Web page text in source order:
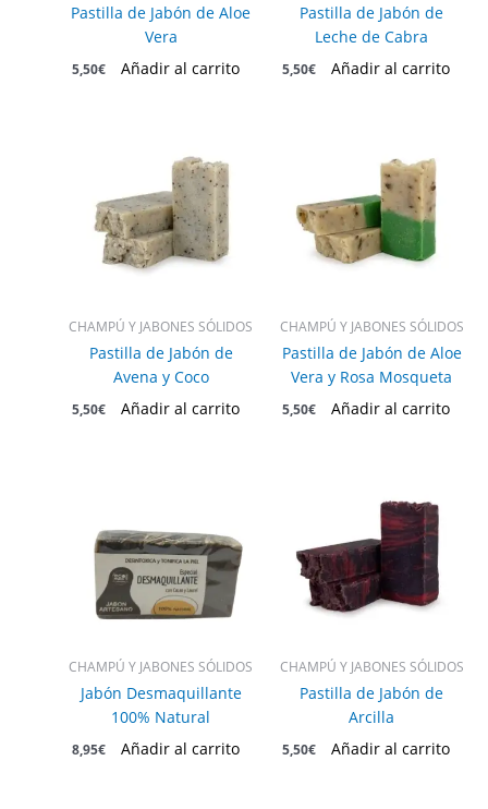
Pastilla de Jabón de Aloe
Vera
5,50€ Añadir al carrito
Pastilla de Jabón de
Leche de Cabra
5,50€ Añadir al carrito
CHAMPÚ Y JABONES SÓLIDOS
Pastilla de Jabón de
Avena y Coco
5,50€ Añadir al carrito
CHAMPÚ Y JABONES SÓLIDOS
Pastilla de Jabón de Aloe
Vera y Rosa Mosqueta
5,50€ Añadir al carrito
CHAMPÚ Y JABONES SÓLIDOS
Jabón Desmaquillante
100% Natural
8,95€ Añadir al carrito
CHAMPÚ Y JABONES SÓLIDOS
Pastilla de Jabón de
Arcilla
5,50€ Añadir al carrito